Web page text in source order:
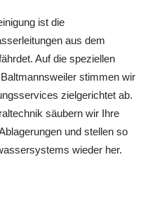
ist die
aus dem
Auf die speziellen
stimmen wir
zielgerichtet ab.
säubern wir Ihre
und stellen so
wieder her.